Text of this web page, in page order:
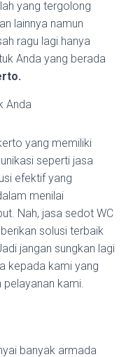
yang tergolong
lainnya namun
ragu lagi hanya
Anda yang berada
Anda
yang memiliki
seperti jasa
efektif yang
menilai
Nah, jasa sedot WC
solusi terbaik
jangan sungkan lagi
kepada kami yang
pelayanan kami.
banyak armada